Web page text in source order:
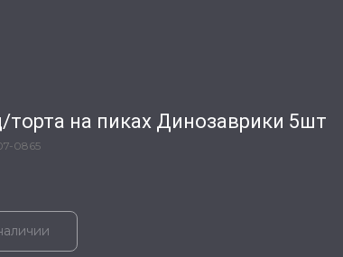
торта на пиках Динозаврики 5шт
0865